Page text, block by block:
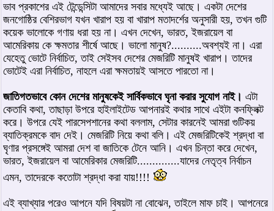
ভাব প্রকাশের এই টেন্ডেন্সিটা আমাদের সবার মধ্যেই আছে। একটা দেশের
জনগোষ্ঠির বেশিরভাগ যখন খারাপ হয় বা খারাপ মতাদর্শের অনুসারী হয়, তখন গুটি
কয়েক ভালোকে গণায় ধরা হয় না। এখন দেখেন, ভারত, ইজরায়েল বা
আমেরিকায় কে ক্ষমতার শীর্ষে আছে। ভালো মানুষ?..........অবশ্যই না। এরা
যেহেতু ভোটে নির্বাচিত, তাই সেইসব দেশের মেজরিটি মানুষই খারাপ। তাদের
ভোটেই এরা নির্বাচিত, নাহলে এরা ক্ষমতায়ই আসতে পারতো না।
জাতিগতভাবে কোন দেশের মানুষকেই সার্বিকভাবে ঘৃনা করার সুযোগ নাই। এটা
কেতাবি কথা, তাছাড়া উপরে হাইলাইটেড আপনারই কথার সাথে এইটা কনফ্লিক্ট
করে। উপরে যেই পারসেপশানের কথা বললাম, সেটার কারনেই আমরা গুটিকয়
ব্যাতিক্রমকে বাদ দেই। মেজরিটি নিয়ে কথা বলি। এই মেজরিটিকেই শ্রদ্ধা বা
ঘৃণার প্রসঙ্গেই আমরা দেশ বা জাতিকে টেনে আনি। এখন চিন্তা করে দেখেন,
ভারত, ইজরায়েল বা আমেরিকার মেজরিটি..............যাদের নেতৃত্ব নির্বাচন
এমন, তাদেরকে কতোটা শ্রদ্ধা করা যায়!!!!
এই ব্যাখ্যার পরেও আপনে যদি বিষয়টা না বোঝেন, তাইলে মাফ চাই। আপনেরে